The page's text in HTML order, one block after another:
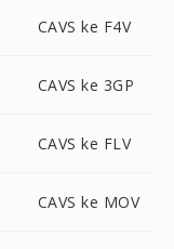
CAVS ke F4V
CAVS ke 3GP
CAVS ke FLV
CAVS ke MOV